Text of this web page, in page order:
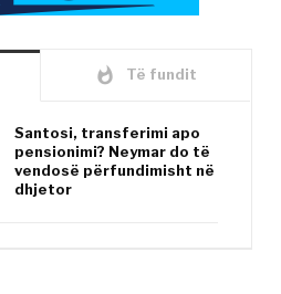
whatshot Të fundit
Santosi, transferimi apo
pensionimi? Neymar do të
vendosë përfundimisht në
dhjetor